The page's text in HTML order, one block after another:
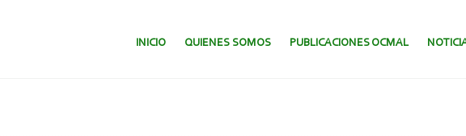
SALTAR AL CONTENIDO.
INICIO QUIENES SOMOS PUBLICACIONES OCMAL